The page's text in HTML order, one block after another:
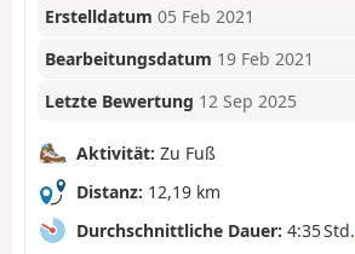
Erstelldatum 05 Feb 2021
Bearbeitungsdatum 19 Feb 2021
Letzte Bewertung 12 Sep 2025
Aktivität: Zu Fuß
Distanz: 12,19 km
Durchschnittliche Dauer: 4:35 Std.